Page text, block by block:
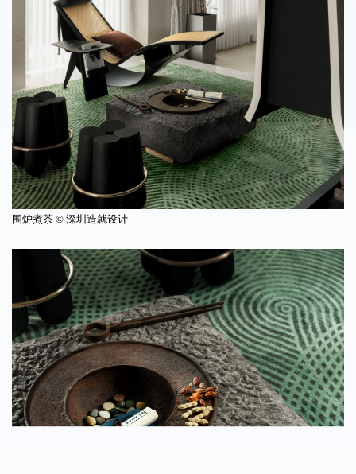
围炉煮茶 © 深圳造就设计